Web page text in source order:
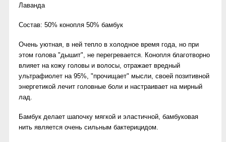
Лаванда
Состав: 50% конопля 50% бамбук
Очень уютная, в ней тепло в холодное время года, но при
этом голова "дышит", не перегревается. Конопля благотворно
влияет на кожу головы и волосы, отражает вредный
ультрафиолет на 95%, "прочищает" мысли, своей позитивной
энергетикой лечит головные боли и настраивает на мирный
лад.
Бамбук делает шапочку мягкой и эластичной, бамбуковая
нить является очень сильным бактерицидом.